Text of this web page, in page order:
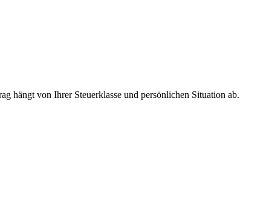
hängt von Ihrer Steuerklasse und persönlichen Situation ab.